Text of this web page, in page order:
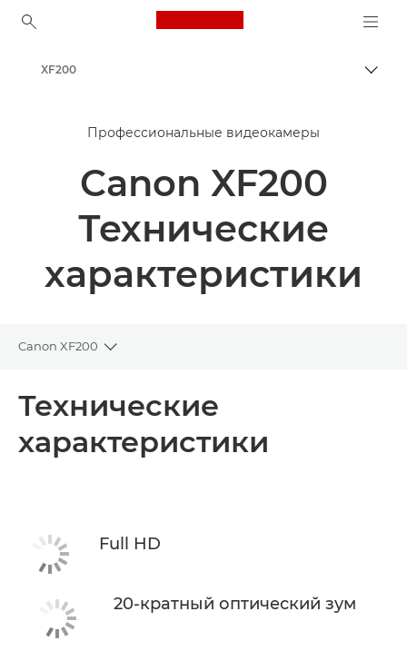
Canon Logo, back to
XF200
Профессиональные видеокамеры
Canon XF200
Технические
характеристики
Canon XF200
Toggle breadcrumbs
Технические характеристики
Технические
характеристики
Full HD
20-кратный оптический зум